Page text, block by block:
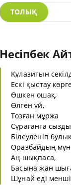
ТОЛЫҚ
Несіпбек
Құлазитын
Ескі қыстау
Өшкен ошақ,
Өлген үй,
Тозған мұржа
Сұрағанға
Білеуленіп
Оразбайдың
Аң шықпаса,
Басына жан
Шұнай еді